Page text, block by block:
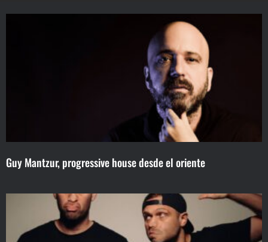
Guy Mantzur, progressive house desde el oriente